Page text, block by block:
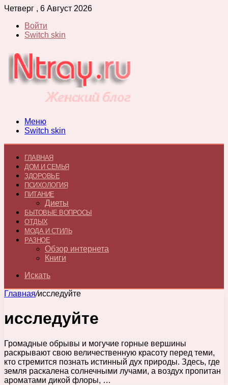
Четверг , 6 Август 2026
Войти
Switch skin
Меню
Switch skin
ГЛАВНАЯ
ДОМ И СЕМЬЯ
ЗДОРОВЬЕ
ПСИХОЛОГИЯ
ПИТАНИЕ
Диеты
БЫТОВЫЕ ВОПРОСЫ
ОТДЫХ
МОДА И СТИЛЬ
РАЗНОЕ
Обзор интернета
Книги
Искать
Главная/исследуйте
исследуйте
Громадные обрывы и могучие горные вершины
раскрывают свою величественную красоту перед теми,
кто стремится познать истинный дух природы. Здесь, где
земля раскалена солнечными лучами, а воздух пропитан
ароматами дикой флоры, …